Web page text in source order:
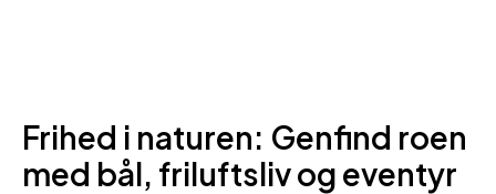
Frihed i naturen: Genfind roen
med bål, friluftsliv og eventyr